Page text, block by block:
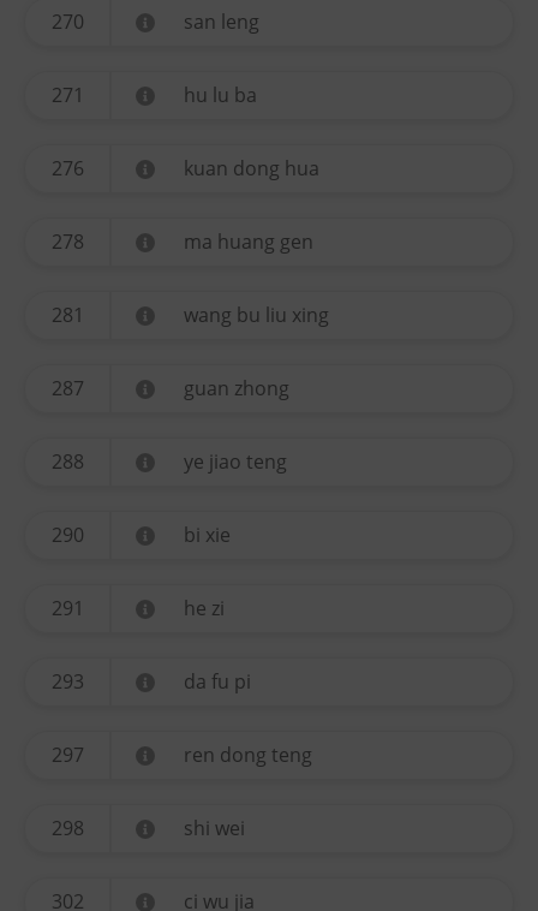
270 san leng
271 hu lu ba
276 kuan dong hua
278 ma huang gen
281 wang bu liu xing
287 guan zhong
288 ye jiao teng
290 bi xie
291 he zi
293 da fu pi
297 ren dong teng
298 shi wei
302 ci wu jia